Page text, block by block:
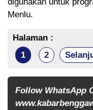
Menlu.
Halaman :
1
2
Follow WhatsApp